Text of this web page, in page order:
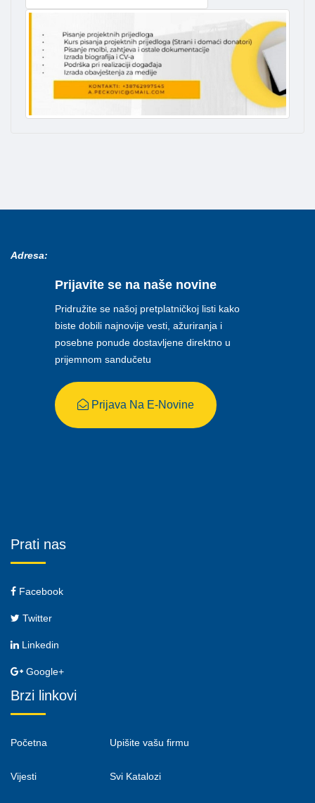
Adresa:
Prijavite se na naše novine
Pridružite se našoj pretplatničkoj listi kako
biste dobili najnovije vesti, ažuriranja i
posebne ponude dostavljene direktno u
prijemnom sandučetu
Prijava Na E-Novine
Prati nas
Facebook
Twitter
Linkedin
Google+
Brzi linkovi
Početna
Vijesti
Upišite vašu firmu
Svi Katalozi